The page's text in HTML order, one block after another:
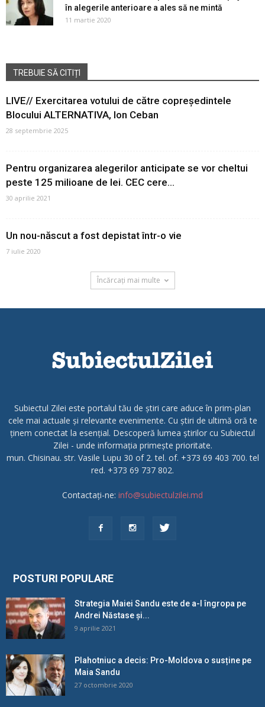
în alegerile anterioare a ales să ne mintă
11 martie 2020
TREBUIE SĂ CITIȚI
LIVE// Exercitarea votului de către copreședintele
Blocului ALTERNATIVA, Ion Ceban
28 septembrie 2025
Pentru organizarea alegerilor anticipate se vor cheltui
peste 125 milioane de lei. CEC cere...
30 aprilie 2021
Un nou-născut a fost depistat într-o vie
7 iulie 2020
Încărcați mai multe
Subiectul Zilei este portalul tău de știri care aduce în prim-plan
cele mai actuale și relevante evenimente. Cu știri de ultimă oră te
ținem conectat la esențial. Descoperă lumea știrilor cu Subiectul
Zilei - unde informația primește prioritate.
mun. Chisinau. str. Vasile Lupu 30 of 2. tel. of. +373 69 403 700. tel
red. +373 69 737 802.
Contactați-ne: info@subiectulzilei.md
POSTURI POPULARE
Strategia Maiei Sandu este de a-l îngropa pe
Andrei Năstase și...
9 aprilie 2021
Plahotniuc a decis: Pro-Moldova o susține pe
Maia Sandu
27 octombrie 2020